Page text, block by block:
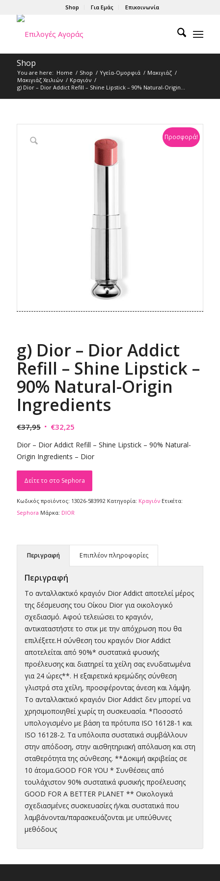
Shop Για Εμάς Επικοινωνία
Shop
You are here: Home / Shop / Υγεία-Ομορφιά / Μακιγιάζ /
Μακιγιάζ Χειλιών / Κραγιόν /
g) Dior – Dior Addict Refill – Shine Lipstick – 90% Natural-Origin...
Προσφορά!
g) Dior – Dior Addict
Refill – Shine Lipstick –
90% Natural-Origin
Ingredients
€37,95 Original
was:
€37,95.
€32,25Η
τιμή
είναι:
€32,25.
Dior – Dior Addict Refill – Shine Lipstick – 90% Natural-
Origin Ingredients – Dior
Δείτε το στο Sephora
Κωδικός προϊόντος: 13026-583992 Κατηγορία: Κραγιόν Ετικέτα:
Sephora Μάρκα: DIOR
Περιγραφή Επιπλέον πληροφορίες
Περιγραφή
Το ανταλλακτικό κραγιόν Dior Addict αποτελεί μέρος
της δέσμευσης του Οίκου Dior για οικολογικό
σχεδιασμό. Αφού τελειώσει το κραγιόν,
αντικαταστήστε το στικ με την απόχρωση που θα
επιλέξετε.Η σύνθεση του κραγιόν Dior Addict
αποτελείται από 90%* συστατικά φυσικής
προέλευσης και διατηρεί τα χείλη σας ενυδατωμένα
για 24 ώρες**. Η εξαιρετικά κρεμώδης σύνθεση
γλιστρά στα χείλη, προσφέροντας άνεση και λάμψη.
Το ανταλλακτικό κραγιόν Dior Addict δεν μπορεί να
χρησιμοποιηθεί χωρίς τη συσκευασία. *Ποσοστό
υπολογισμένο με βάση τα πρότυπα ISO 16128-1 και
ISO 16128-2. Τα υπόλοιπα συστατικά συμβάλλουν
στην απόδοση, στην αισθητηριακή απόλαυση και στη
σταθερότητα της σύνθεσης. **Δοκιμή ακριβείας σε
10 άτομα.GOOD FOR YOU * Συνθέσεις από
τουλάχιστον 90% συστατικά φυσικής προέλευσης
GOOD FOR A BETTER PLANET ** Οικολογικά
σχεδιασμένες συσκευασίες ή/και συστατικά που
λαμβάνονται/παρασκευάζονται με υπεύθυνες
μεθόδους